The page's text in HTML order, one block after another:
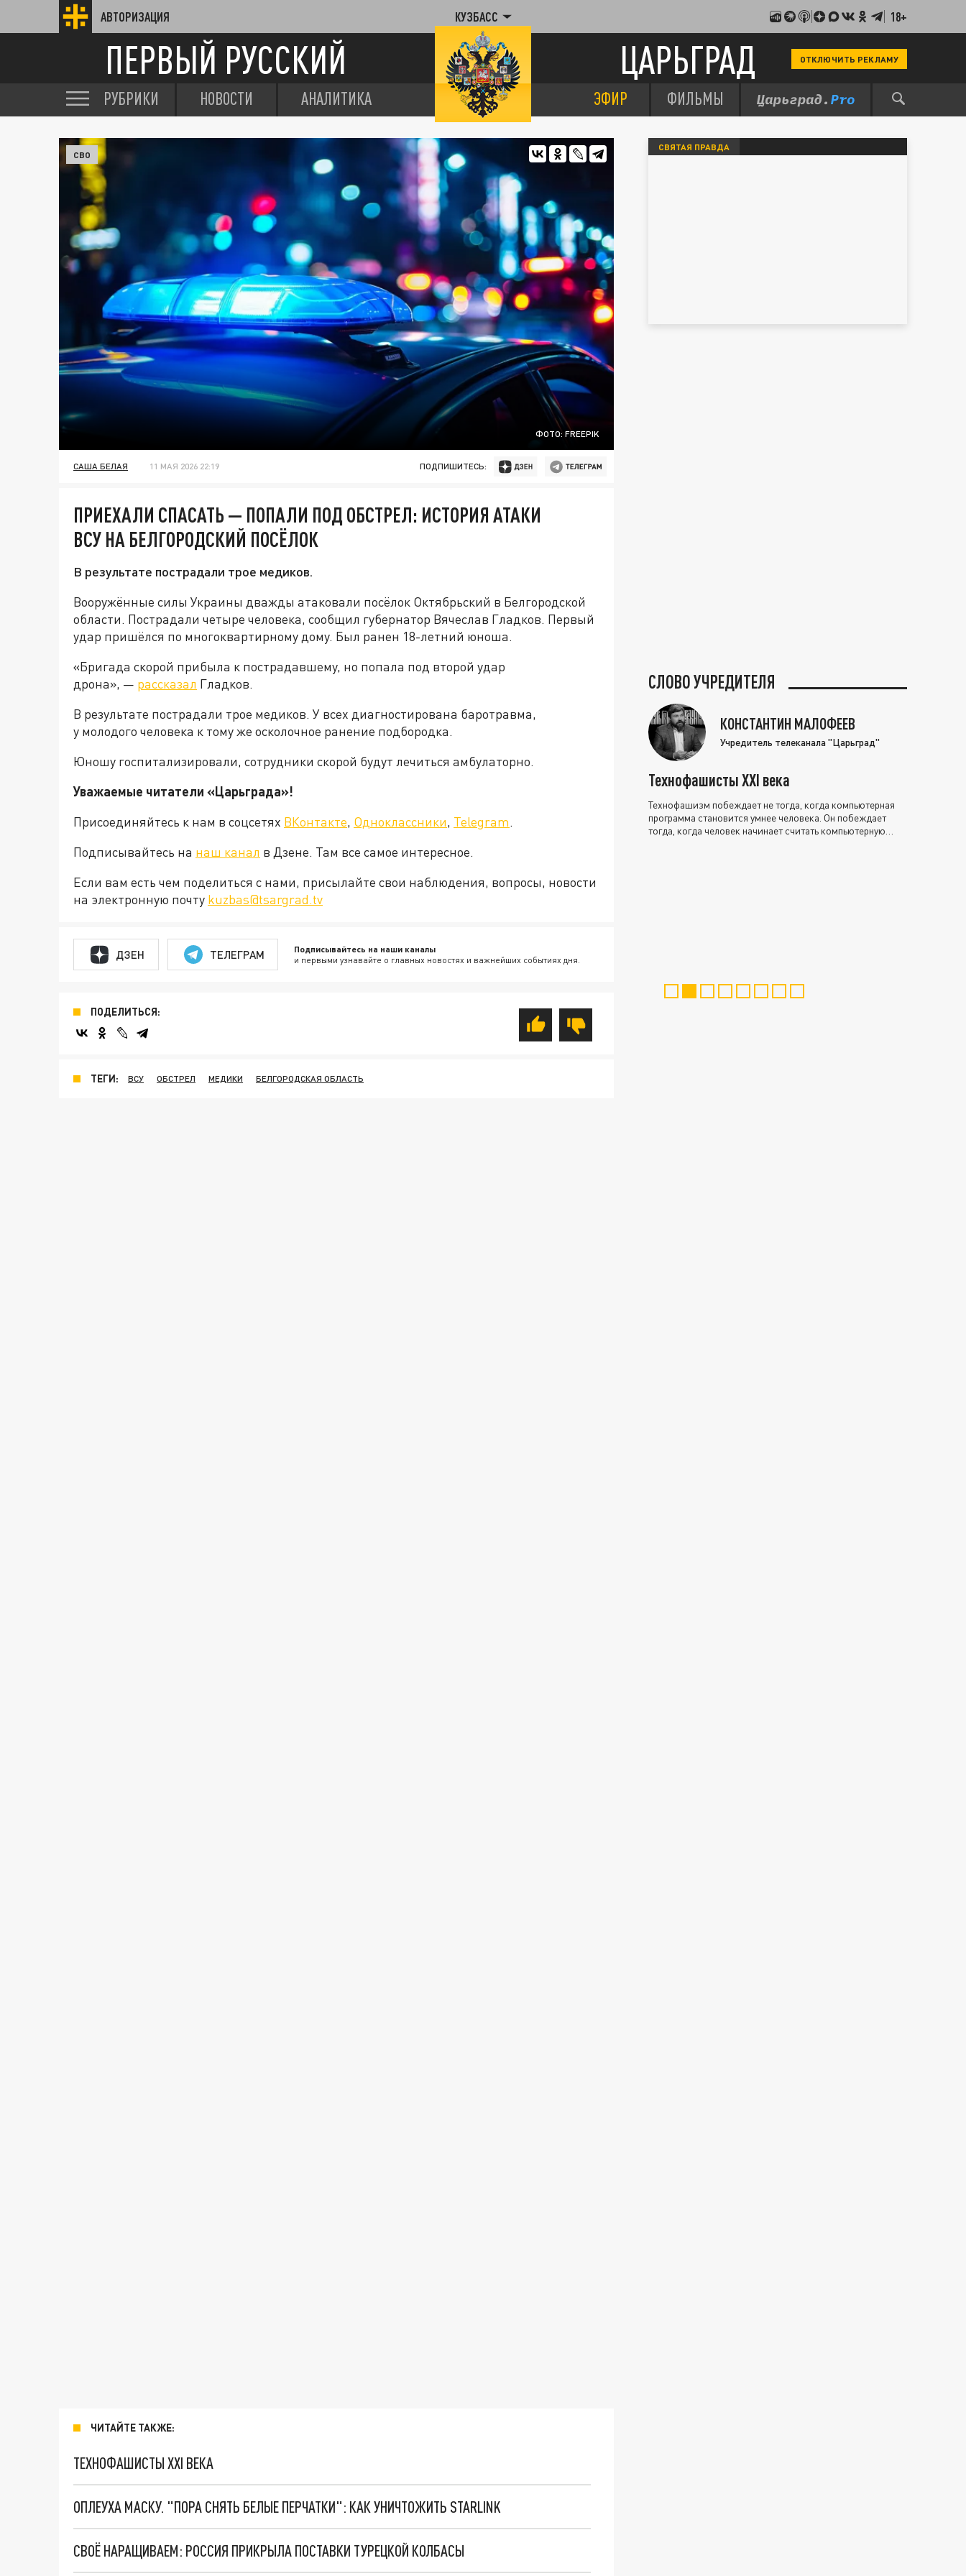
АВТОРИЗАЦИЯ КУЗБАСС 18+
ПЕРВЫЙ РУССКИЙ ЦАРЬГРАД ОТКЛЮЧИТЬ РЕКЛАМУ
РУБРИКИ НОВОСТИ АНАЛИТИКА ЭФИР ФИЛЬМЫ
ФОТО: FREEPIK
СВО
САША БЕЛАЯ 11 МАЯ 2026 22:19 ПОДПИШИТЕСЬ:
ПРИЕХАЛИ СПАСАТЬ — ПОПАЛИ ПОД ОБСТРЕЛ: ИСТОРИЯ АТАКИ
ВСУ НА БЕЛГОРОДСКИЙ ПОСЁЛОК
В результате пострадали трое медиков.
Вооружённые силы Украины дважды атаковали посёлок Октябрьский в Белгородской
области. Пострадали четыре человека, сообщил губернатор Вячеслав Гладков. Первый
удар пришёлся по многоквартирному дому. Был ранен 18-летний юноша.
«Бригада скорой прибыла к пострадавшему, но попала под второй удар
дрона», — рассказал Гладков.
В результате пострадали трое медиков. У всех диагностирована баротравма,
у молодого человека к тому же осколочное ранение подбородка.
Юношу госпитализировали, сотрудники скорой будут лечиться амбулаторно.
Уважаемые читатели «Царьграда»!
Присоединяйтесь к нам в соцсетях ВКонтакте, Одноклассники, Telegram.
Подписывайтесь на наш канал в Дзене. Там все самое интересное.
Если вам есть чем поделиться с нами, присылайте свои наблюдения, вопросы, новости
на электронную почту kuzbas@tsargrad.tv
ДЗЕН ТЕЛЕГРАМ Подписывайтесь на наши каналы
и первыми узнавайте о главных новостях и важнейших событиях дня.
ПОДЕЛИТЬСЯ:
ТЕГИ: ВСУ ОБСТРЕЛ МЕДИКИ БЕЛГОРОДСКАЯ ОБЛАСТЬ
ЧИТАЙТЕ ТАКЖЕ:
ТЕХНОФАШИСТЫ XXI ВЕКА
ОПЛЕУХА МАСКУ. "ПОРА СНЯТЬ БЕЛЫЕ ПЕРЧАТКИ": КАК УНИЧТОЖИТЬ STARLINK
СВОЁ НАРАЩИВАЕМ: РОССИЯ ПРИКРЫЛА ПОСТАВКИ ТУРЕЦКОЙ КОЛБАСЫ
СВЯТАЯ ПРАВДА
СЛОВО УЧРЕДИТЕЛЯ
КОНСТАНТИН МАЛОФЕЕВ
Учредитель телеканала "Царьград"
Технофашисты XXI века
Технофашизм побеждает не тогда, когда компьютерная
программа становится умнее человека. Он побеждает
тогда, когда человек начинает считать компьютерную